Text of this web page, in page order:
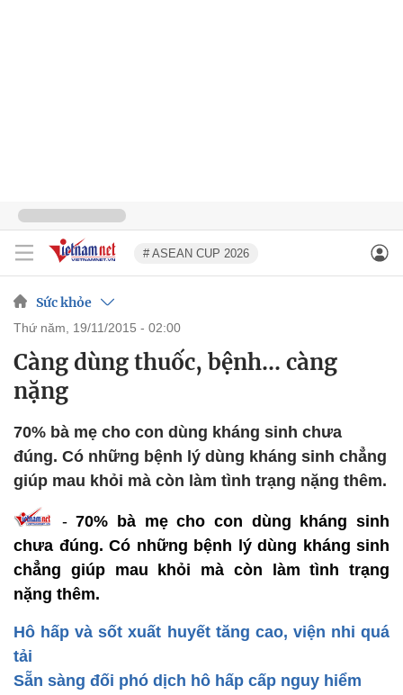
# ASEAN CUP 2026
Sức khỏe
thứ năm, 19/11/2015 - 02:00
Càng dùng thuốc, bệnh... càng
nặng
70% bà mẹ cho con dùng kháng sinh chưa
đúng. Có những bệnh lý dùng kháng sinh chẳng
giúp mau khỏi mà còn làm tình trạng nặng thêm.
-70% bà mẹ cho con dùng kháng sinh
chưa đúng. Có những bệnh lý dùng kháng sinh
chẳng giúp mau khỏi mà còn làm tình trạng
nặng thêm.
Hô hấp và sốt xuất huyết tăng cao, viện nhi quá
tải
Sẵn sàng đối phó dịch hô hấp cấp nguy hiểm